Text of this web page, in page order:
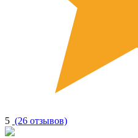
5 (26 отзывов)